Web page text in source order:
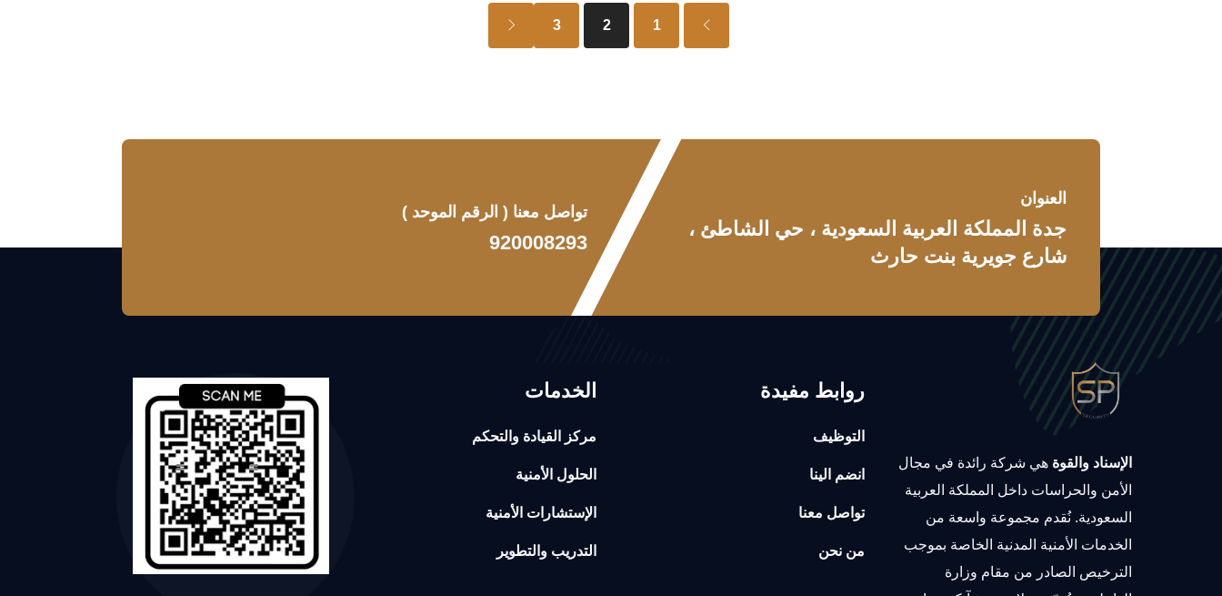
1
2
3
العنوان
جدة المملكة العربية السعودية ، حي الشاطئ ،
شارع جويرية بنت حارث
تواصل معنا ( الرقم الموحد )
920008293
الإسناد والقوة هي شركة رائدة في مجال
الأمن والحراسات داخل المملكة العربية
السعودية. نُقدم مجموعة واسعة من
الخدمات الأمنية المدنية الخاصة بموجب
الترخيص الصادر من مقام وزارة
روابط مفيدة
التوظيف
انضم الينا
تواصل معنا
من نحن
الخدمات
مركز القيادة والتحكم
الحلول الأمنية
الإستشارات الأمنية
التدريب والتطوير